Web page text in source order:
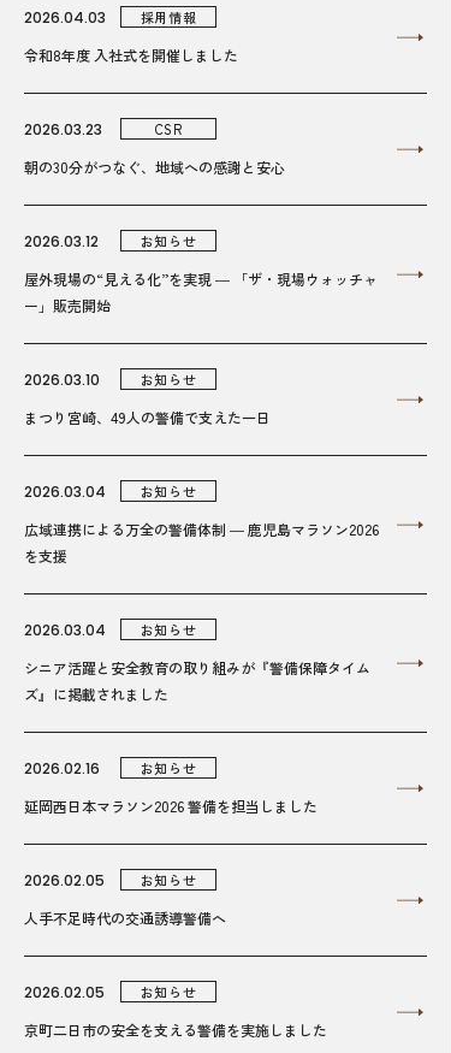
2026.04.03 採用情報
令和8年度 入社式を開催しました
2026.03.23 CSR
朝の30分がつなぐ、地域への感謝と安心
2026.03.12 お知らせ
屋外現場の“見える化”を実現 ― 「ザ・現場ウォッチャ
ー」販売開始
2026.03.10 お知らせ
まつり宮崎、49人の警備で支えた一日
2026.03.04 お知らせ
広域連携による万全の警備体制 ― 鹿児島マラソン2026
を支援
2026.03.04 お知らせ
シニア活躍と安全教育の取り組みが『警備保障タイム
ズ』に掲載されました
2026.02.16 お知らせ
延岡西日本マラソン2026 警備を担当しました
2026.02.05 お知らせ
人手不足時代の交通誘導警備へ
2026.02.05 お知らせ
京町二日市の安全を支える警備を実施しました